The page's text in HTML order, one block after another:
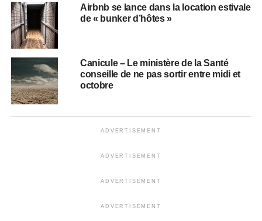
Airbnb se lance dans la location estivale
de « bunker d’hôtes »
Canicule – Le ministère de la Santé
conseille de ne pas sortir entre midi et
octobre
ADVERTISEMENT
ADVERTISEMENT
ADVERTISEMENT
ADVERTISEMENT